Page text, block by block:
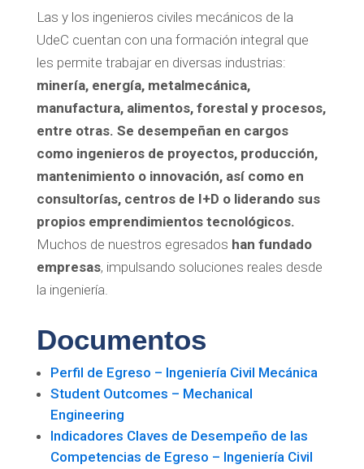
Las y los ingenieros civiles mecánicos de la
UdeC cuentan con una formación integral que
les permite trabajar en diversas industrias:
minería, energía, metalmecánica,
manufactura, alimentos, forestal y procesos,
entre otras. Se desempeñan en cargos
como ingenieros de proyectos, producción,
mantenimiento o innovación, así como en
consultorías, centros de I+D o liderando sus
propios emprendimientos tecnológicos.
Muchos de nuestros egresados han fundado
empresas, impulsando soluciones reales desde
la ingeniería.
Documentos
Perfil de Egreso – Ingeniería Civil Mecánica
Student Outcomes – Mechanical
Engineering
Indicadores Claves de Desempeño de las
Competencias de Egreso – Ingeniería Civil